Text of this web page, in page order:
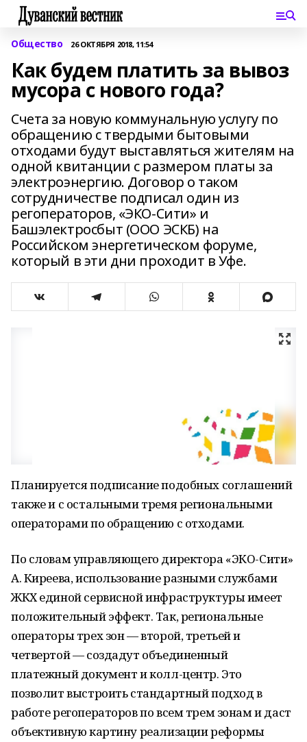
Общество 26 ОКТЯБРЯ 2018, 11:54
Как будем платить за вывоз
мусора с нового года?
Счета за новую коммунальную услугу по
обращению с твердыми бытовыми
отходами будут выставляться жителям на
одной квитанции с размером платы за
электроэнергию. Договор о таком
сотрудничестве подписал один из
регоператоров, «ЭКО-Сити» и
Башэлектросбыт (ООО ЭСКБ) на
Российском энергетическом форуме,
который в эти дни проходит в Уфе.
Планируется подписание подобных соглашений
также и с остальными тремя региональными
операторами по обращению с отходами.
По словам управляющего директора «ЭКО-Сити»
А. Киреева, использование разными службами
ЖКХ единой сервисной инфраструктуры имеет
положительный эффект. Так, региональные
операторы трех зон — второй, третьей и
четвертой — создадут объединенный
платежный документ и колл-центр. Это
позволит выстроить стандартный подход в
работе регоператоров по всем трем зонам и даст
объективную картину реализации реформы